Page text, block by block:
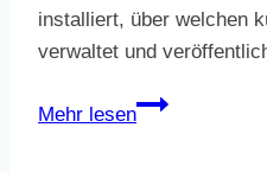
installiert, über welchen
verwaltet und
Mehr lesen
Neuer